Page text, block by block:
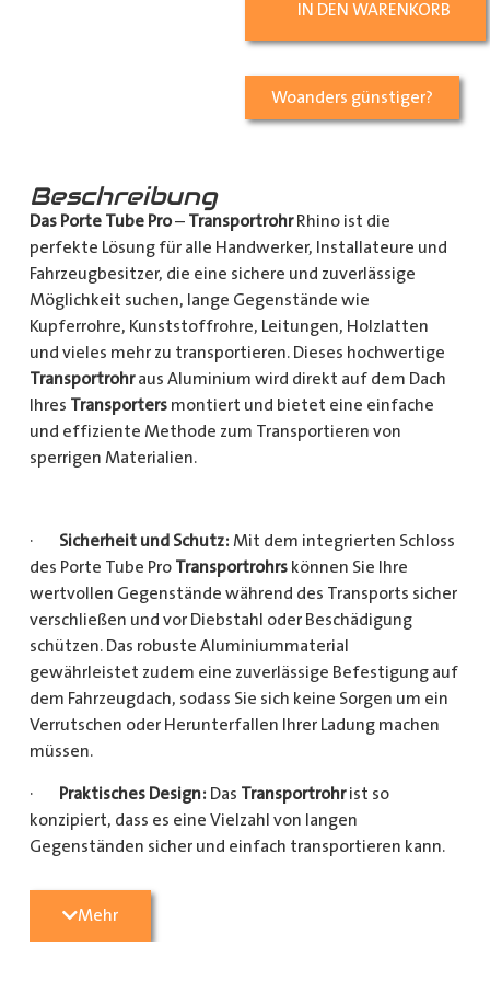
IN DEN WARENKORB
Woanders günstiger?
Beschreibung
Das Porte Tube Pro– TransportrohrRhino ist die
perfekte Lösung für alle Handwerker, Installateure und
Fahrzeugbesitzer, die eine sichere und zuverlässige
Möglichkeit suchen, lange Gegenstände wie
Kupferrohre, Kunststoffrohre, Leitungen, Holzlatten
und vieles mehr zu transportieren. Dieses hochwertige
Transportrohraus Aluminium wird direkt auf dem Dach
Ihres Transportersmontiert und bietet eine einfache
und effiziente Methode zum Transportieren von
sperrigen Materialien.
· Sicherheit und Schutz: Mit dem integrierten Schloss
des Porte Tube Pro Transportrohrskönnen Sie Ihre
wertvollen Gegenstände während des Transports sicher
verschließen und vor Diebstahl oder Beschädigung
schützen. Das robuste Aluminiummaterial
gewährleistet zudem eine zuverlässige Befestigung auf
dem Fahrzeugdach, sodass Sie sich keine Sorgen um ein
Verrutschen oder Herunterfallen Ihrer Ladung machen
müssen.
· Praktisches Design: Das Transportrohrist so
konzipiert, dass es eine Vielzahl von langen
Gegenständen sicher und einfach transportieren kann.
Kunststoffrohre für den Sanitärbereich oder Holzlatten
für den Bau benötigen, dieses
Mehr